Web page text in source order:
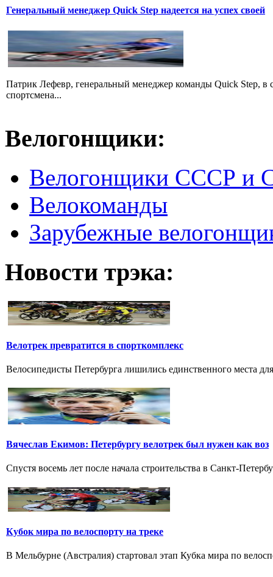
Генеральный менеджер Quick Step надеется на успех своей
Патрик Лефевр, генеральный менеджер команды Quick Step, в
спортсмена...
Велогонщики:
Велогонщики СССР и
Велокоманды
Зарубежные
Новости трэка:
Велотрек превратится в спорткомплекс
Велосипедисты Петербурга лишились единственного места
Вячеслав Екимов: Петербургу велотрек был нужен как воз
Спустя восемь лет после начала строительства в Санкт-
Кубок мира по велоспорту на треке
В Мельбурне (Австралия) стартовал этап Кубка мира по